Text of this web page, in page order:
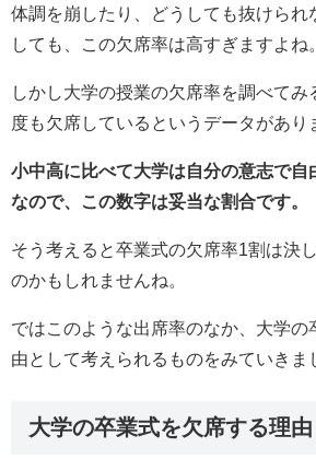
体調を崩したり、どうしても抜けられ
しても、この欠席率は高すぎますよね。
しかし大学の授業の欠席率を調べてみ
度も欠席しているというデータがあり
小中高に比べて大学は自分の意志で自
なので、この数字は妥当な割合です。
そう考えると卒業式の欠席率1割は決
のかもしれませんね。
ではこのような出席率のなか、大学の
由として考えられるものをみていきま
大学の卒業式を欠席する理由